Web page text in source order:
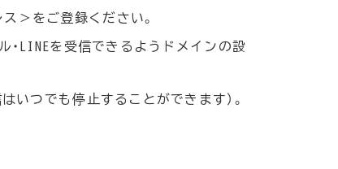
＞をご登録ください。
・LINEを受信できるようドメインの設
いつでも停止することができます）。